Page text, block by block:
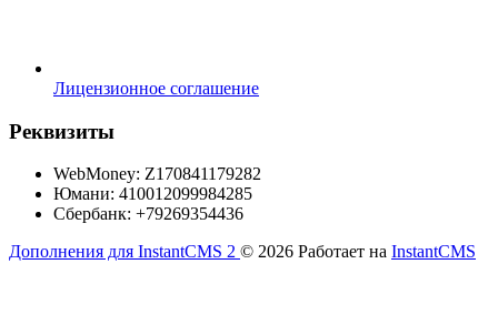
Лицензионное соглашение
Реквизиты
WebMoney: Z170841179282
Юмани: 410012099984285
Сбербанк: +79269354436
Дополнения для InstantCMS 2 © 2026 Работает на InstantCMS